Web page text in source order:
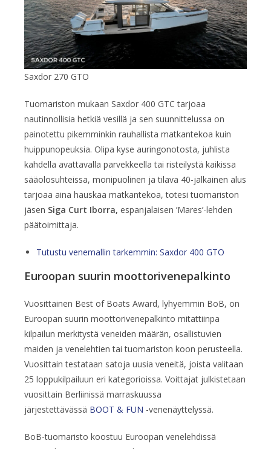
Saxdor 270 GTO
Tuomariston mukaan Saxdor 400 GTC tarjoaa
nautinnollisia hetkiä vesillä ja sen suunnittelussa on
painotettu pikemminkin rauhallista matkantekoa kuin
huippunopeuksia. Olipa kyse auringonotosta, juhlista
kahdella avattavalla parvekkeella tai risteilystä kaikissa
sääolosuhteissa, monipuolinen ja tilava 40-jalkainen alus
tarjoaa aina hauskaa matkantekoa, totesi tuomariston
jäsen Siga Curt Iborra, espanjalaisen ’Mares’-lehden
päätoimittaja.
Tutustu venemallin tarkemmin: Saxdor 400 GTO
Euroopan suurin moottorivenepalkinto
Vuosittainen Best of Boats Award, lyhyemmin BoB, on
Euroopan suurin moottorivenepalkinto mitattiinpa
kilpailun merkitystä veneiden määrän, osallistuvien
maiden ja venelehtien tai tuomariston koon perusteella.
Vuosittain testataan satoja uusia veneitä, joista valitaan
25 loppukilpailuun eri kategorioissa. Voittajat julkistetaan
vuosittain Berliinissä marraskuussa
järjestettävässä BOOT & FUN -venenäyttelyssä.
BoB-tuomaristo koostuu Euroopan venelehdissä